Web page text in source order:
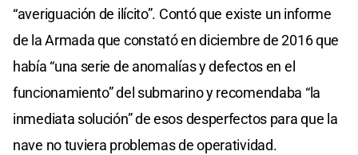
“averiguación de ilícito”. Contó que existe un informe
de la Armada que constató en diciembre de 2016 que
había “una serie de anomalías y defectos en el
funcionamiento” del submarino y recomendaba “la
inmediata solución” de esos desperfectos para que la
nave no tuviera problemas de operatividad.